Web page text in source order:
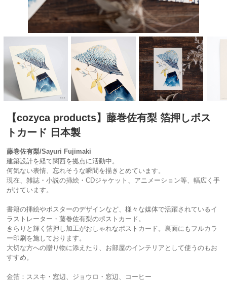
【cozyca products】藤巻佐有梨 箔押しポス
トカード 日本製
藤巻佐有梨/Sayuri Fujimaki
建築設計を経て関西を拠点に活動中。
何気ない表情、忘れそうな瞬間を描きとめています。
現在、雑誌・小説の挿絵・CDジャケット、アニメーション等、幅広く手
がけています。
書籍の挿絵やポスターのデザインなど、様々な媒体で活躍されているイ
ラストレーター・藤巻佐有梨のポストカード。
きらりと輝く箔押し加工がおしゃれなポストカード。裏面にもフルカラ
ー印刷を施しております。
大切な方への贈り物に添えたり、お部屋のインテリアとして使うのもお
すすめ。
金箔：ススキ・窓辺、ジョウロ・窓辺、コーヒー